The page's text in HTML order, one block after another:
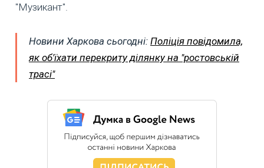
"Музикант".
Новини Харкова сьогодні: Поліція повідомила,
як об'їхати перекриту ділянку на "ростовській
трасі"